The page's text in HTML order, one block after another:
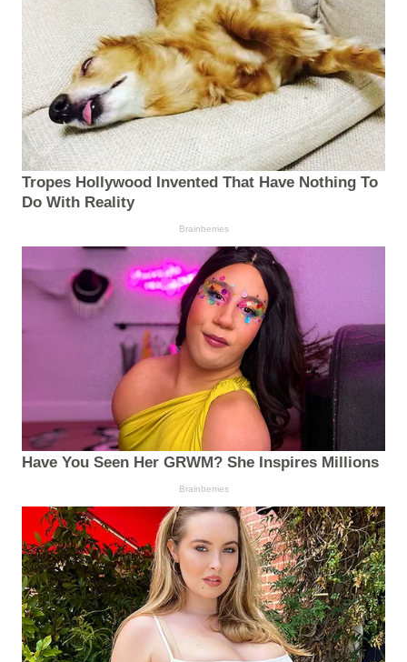
Tropes Hollywood Invented That Have Nothing To
Do With Reality
Brainberries
Have You Seen Her GRWM? She Inspires Millions
Brainberries